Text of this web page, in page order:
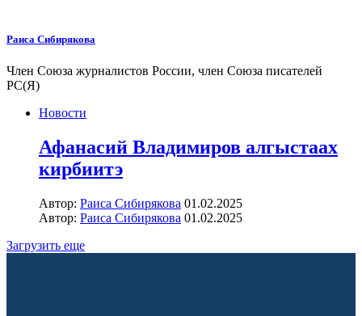
Раиса Сибирякова
Член Союза журналистов России, член Союза писателей
РС(Я)
Новости
Афанасий Владимиров алгыстаах
кирбиитэ
Автор: Раиса Сибирякова 01.02.2025
Автор: Раиса Сибирякова 01.02.2025
Загрузить еще